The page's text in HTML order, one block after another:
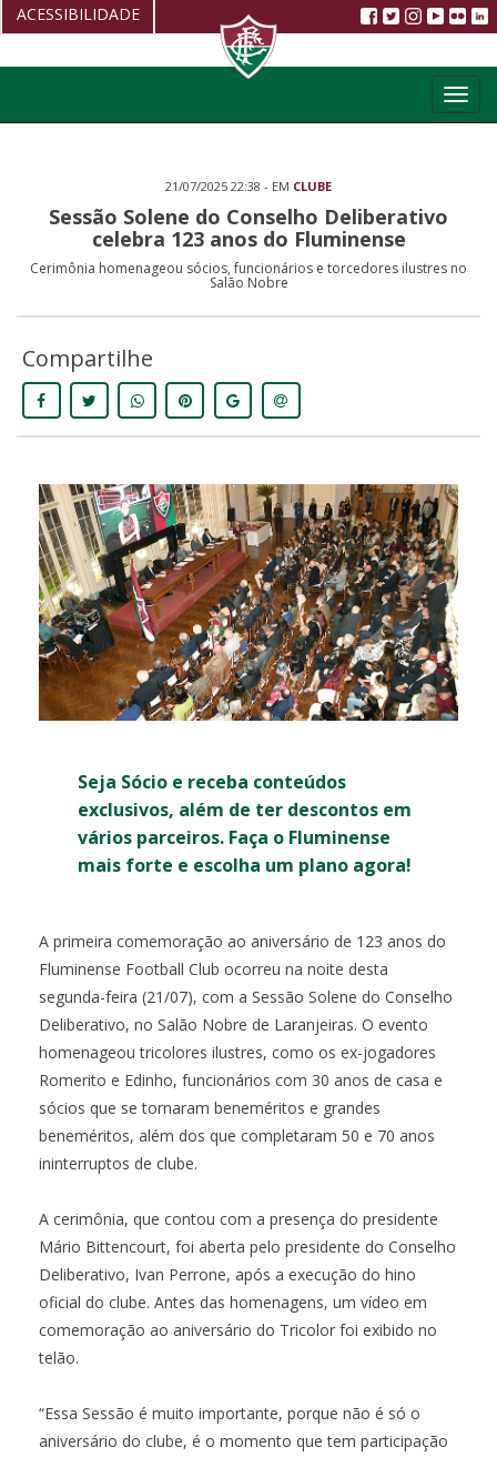
21/07/2025 22:38 - EM CLUBE
Sessão Solene do Conselho Deliberativo
celebra 123 anos do Fluminense
Cerimônia homenageou sócios, funcionários e torcedores ilustres no
Salão Nobre
Compartilhe
Seja Sócio e receba conteúdos
exclusivos, além de ter descontos em
vários parceiros. Faça o Fluminense
mais forte e escolha um plano agora!
A primeira comemoração ao aniversário de 123 anos do
Fluminense Football Club ocorreu na noite desta
segunda-feira (21/07), com a Sessão Solene do Conselho
Deliberativo, no Salão Nobre de Laranjeiras. O evento
homenageou tricolores ilustres, como os ex-jogadores
Romerito e Edinho, funcionários com 30 anos de casa e
sócios que se tornaram beneméritos e grandes
beneméritos, além dos que completaram 50 e 70 anos
ininterruptos de clube.
A cerimônia, que contou com a presença do presidente
Mário Bittencourt, foi aberta pelo presidente do Conselho
Deliberativo, Ivan Perrone, após a execução do hino
oficial do clube. Antes das homenagens, um vídeo em
comemoração ao aniversário do Tricolor foi exibido no
telão.
“Essa Sessão é muito importante, porque não é só o
aniversário do clube, é o momento que tem participação
ACESSIBILIDADE